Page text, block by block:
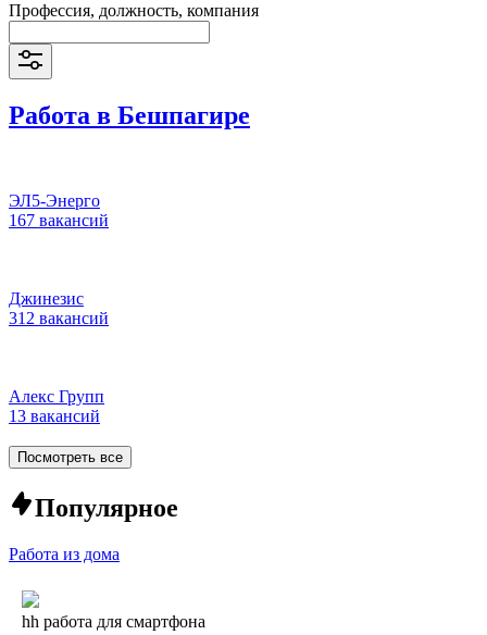
Профессия, должность, компания
Работа в Бешпагире
ЭЛ5-Энерго
167 вакансий
Джинезис
312 вакансий
Алекс Групп
13 вакансий
Посмотреть все
Популярное
Работа из дома
hh работа для смартфона